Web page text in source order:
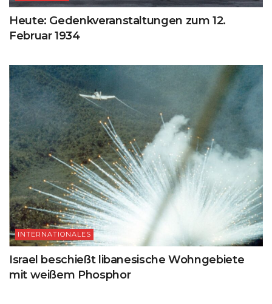
Heute: Gedenkveranstaltungen zum 12.
Februar 1934
INTERNATIONALES
Israel beschießt libanesische Wohngebiete
mit weißem Phosphor